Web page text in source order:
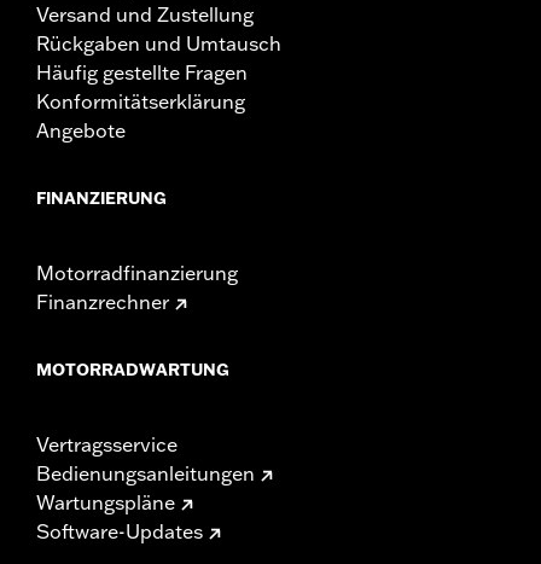
Versand und Zustellung
Rückgaben und Umtausch
Häufig gestellte Fragen
Konformitätserklärung
Angebote
FINANZIERUNG
Motorradfinanzierung
Finanzrechner
MOTORRADWARTUNG
Vertragsservice
Bedienungsanleitungen
Wartungspläne
Software-Updates